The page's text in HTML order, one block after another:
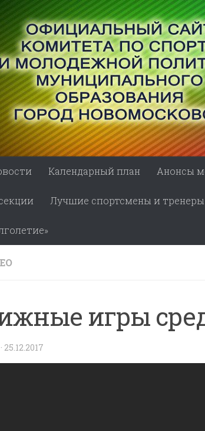
Календарный план Анонсы
Лучшие спортсмены и тренеры
игры
· 25.12.2017